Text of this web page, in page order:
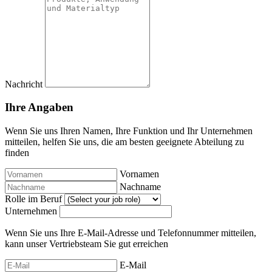
Nachricht
Ihre Angaben
Wenn Sie uns Ihren Namen, Ihre Funktion und Ihr Unternehmen
mitteilen, helfen Sie uns, die am besten geeignete Abteilung zu
finden
Vornamen
Nachname
Rolle im Beruf
Unternehmen
Wenn Sie uns Ihre E-Mail-Adresse und Telefonnummer mitteilen,
kann unser Vertriebsteam Sie gut erreichen
E-Mail